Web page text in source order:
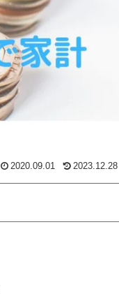
2020.09.01 2023.12.28